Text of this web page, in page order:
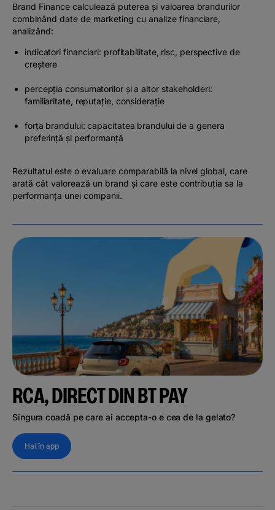
Brand Finance calculează puterea și valoarea brandurilor
combinând date de marketing cu analize financiare,
analizând:
indicatori financiari: profitabilitate, risc, perspective de
creștere
percepția consumatorilor și a altor stakeholderi:
familiaritate, reputație, considerație
forța brandului: capacitatea brandului de a genera
preferință și performanță
Rezultatul este o evaluare comparabilă la nivel global, care
arată cât valorează un brand și care este contribuția sa la
performanța unei companii.
RCA, DIRECT DIN BT PAY
Singura coadă pe care ai accepta-o e cea de la gelato?
Hai în app